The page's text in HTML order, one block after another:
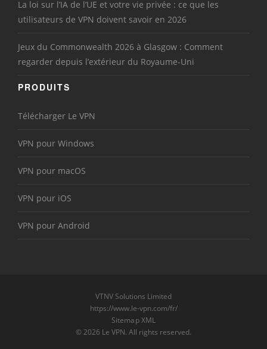
La loi sur l’IA de l’UE et votre vie privée : ce que les
utilisateurs de VPN doivent savoir en 2026
Jeux du Commonwealth 2026 à Glasgow : Comment
regarder depuis l’extérieur du Royaume-Uni
PRODUITS
Télécharger Le VPN
VPN pour Windows
VPN pour macOS
VPN pour iOS
VPN pour Android
VTNV Solutions Limited
https://www.le-vpn.com/fr/
Sitemap XML
© 2026 Le VPN. All rights reserved.